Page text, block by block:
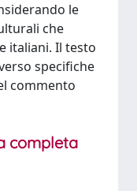
le
che
italiani. Il testo
specifiche
commento
completa